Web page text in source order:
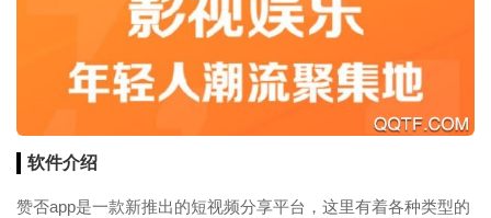
软件介绍
赞否app是一款新推出的短视频分享平台，这里有着各种类型的